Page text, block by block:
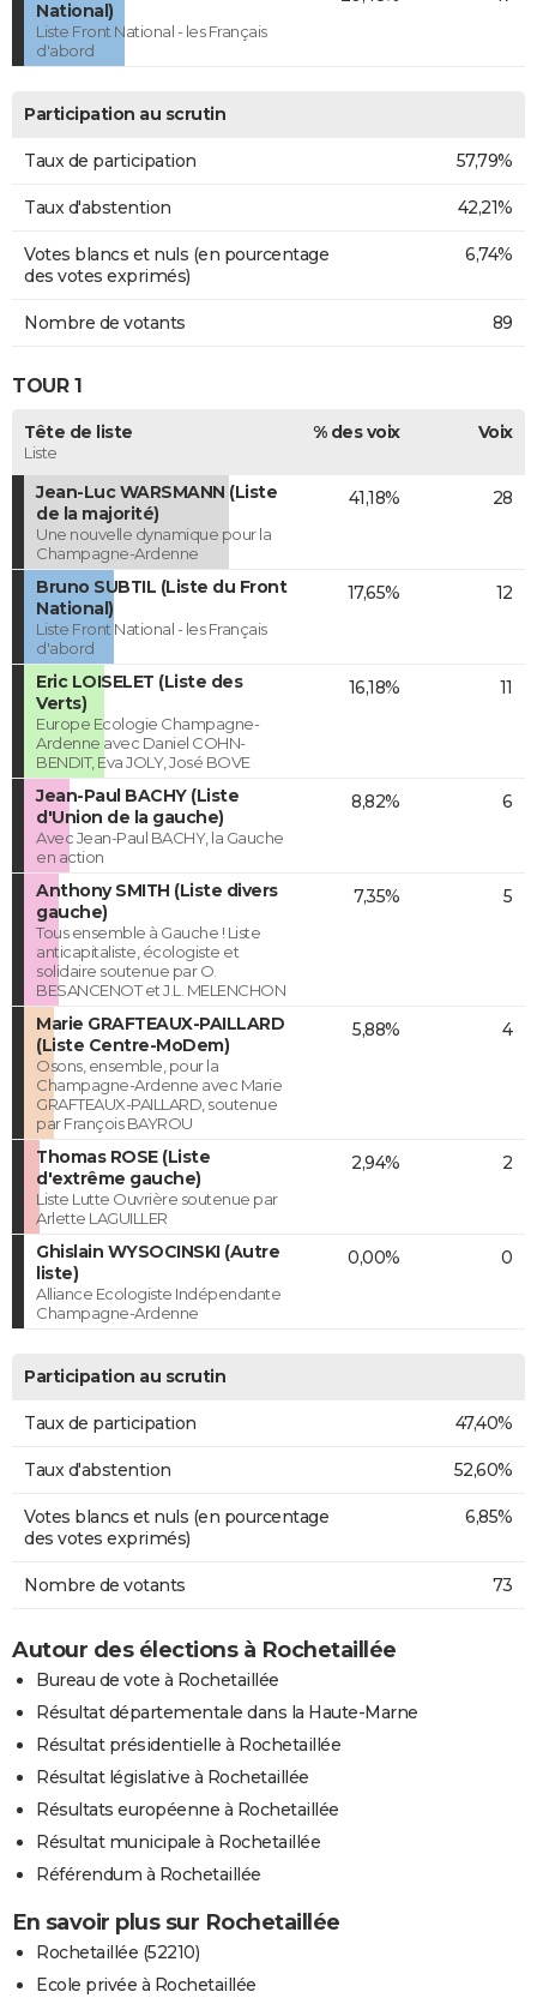
National)
Liste Front National - les Français
d'abord
Participation au scrutin
Taux de participation 57,79%
Taux d'abstention 42,21%
Votes blancs et nuls (en pourcentage
des votes exprimés)
6,74%
Nombre de votants 89
TOUR 1
Tête de liste
Liste
% des voix Voix
Jean-Luc WARSMANN (Liste
de la majorité)
Une nouvelle dynamique pour la
Champagne-Ardenne
41,18% 28
Bruno SUBTIL (Liste du Front
National)
Liste Front National - les Français
d'abord
17,65% 12
Eric LOISELET (Liste des
Verts)
Europe Ecologie Champagne-
Ardenne avec Daniel COHN-
BENDIT, Eva JOLY, José BOVE
16,18% 11
Jean-Paul BACHY (Liste
d'Union de la gauche)
Avec Jean-Paul BACHY, la Gauche
en action
8,82% 6
Anthony SMITH (Liste divers
gauche)
Tous ensemble à Gauche ! Liste
anticapitaliste, écologiste et
solidaire soutenue par O.
BESANCENOT et J.L. MELENCHON
7,35% 5
Marie GRAFTEAUX-PAILLARD
(Liste Centre-MoDem)
Osons, ensemble, pour la
Champagne-Ardenne avec Marie
GRAFTEAUX-PAILLARD, soutenue
par François BAYROU
5,88% 4
Thomas ROSE (Liste
d'extrême gauche)
Liste Lutte Ouvrière soutenue par
Arlette LAGUILLER
2,94% 2
Ghislain WYSOCINSKI (Autre
liste)
Alliance Ecologiste Indépendante
Champagne-Ardenne
0,00% 0
Participation au scrutin
Taux de participation 47,40%
Taux d'abstention 52,60%
Votes blancs et nuls (en pourcentage
des votes exprimés)
6,85%
Nombre de votants 73
Autour des élections à Rochetaillée
Bureau de vote à Rochetaillée
Résultat départementale dans la Haute-Marne
Résultat présidentielle à Rochetaillée
Résultat législative à Rochetaillée
Résultats européenne à Rochetaillée
Résultat municipale à Rochetaillée
Référendum à Rochetaillée
En savoir plus sur Rochetaillée
Rochetaillée (52210)
Ecole privée à Rochetaillée